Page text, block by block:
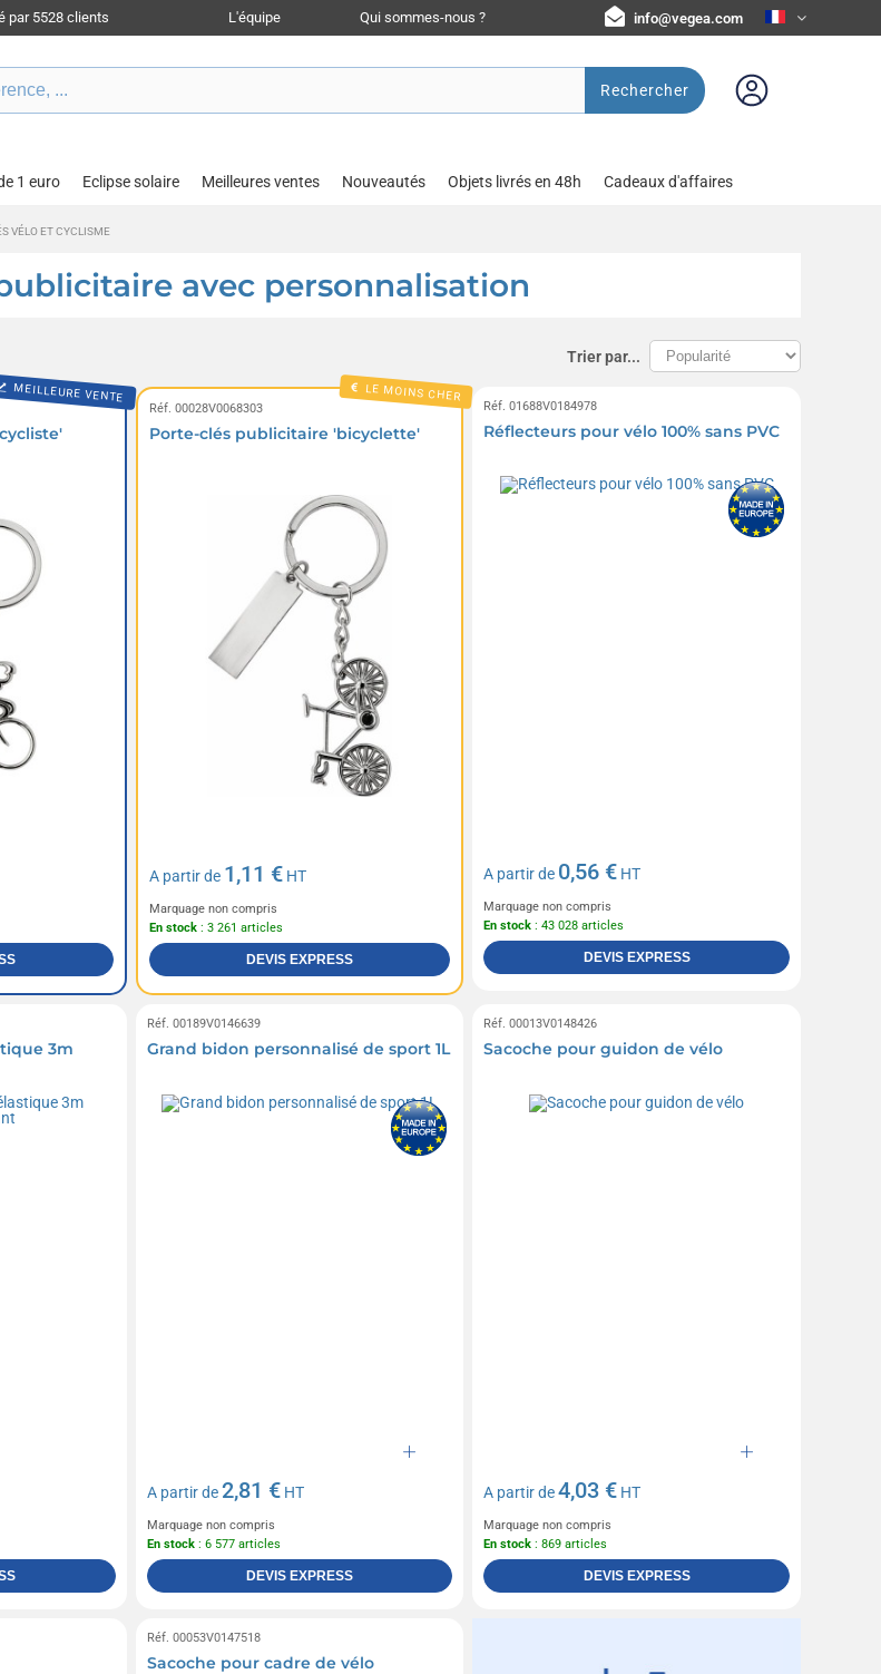
par 5528 clients L'équipe Qui sommes-nous ? info@vegea.com
Rechercher
1 euro Eclipse solaire Meilleures ventes Nouveautés Objets livrés en 48h Cadeaux d'affaires
VÉLO ET CYCLISME
avec personnalisation
Trier par...
MEILLEURE VENTE LE MOINS CHER
Réf. 00028V0068303
Porte-clés publicitaire 'bicyclette'
A partir de 1,11 €HT
Marquage non compris
En stock: 3 261 articles
DEVIS EXPRESS
Réf. 01688V0184978
Réflecteurs pour vélo 100% sans PVC
A partir de 0,56 € HT
Marquage non compris
En stock : 43 028 articles
DEVIS EXPRESS
3m
Réf. 00189V0146639
Grand bidon personnalisé de sport 1L
A partir de2,81 €HT
Marquage non compris
En stock: 6 577 articles
DEVIS EXPRESS
Réf. 00013V0148426
Sacoche pour guidon de vélo
A partir de4,03 € HT
Marquage non compris
En stock : 869 articles
DEVIS EXPRESS
Réf. 00053V0147518
Sacoche pour cadre de vélo